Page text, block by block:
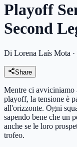
Playoff
Second
Di Lorena Laís Mota ·
Share
Mentre ci avviciniamo
playoff, la tensione è
all'orizzonte. Ogni
sapendo bene che un
anche se le loro
trofeo.